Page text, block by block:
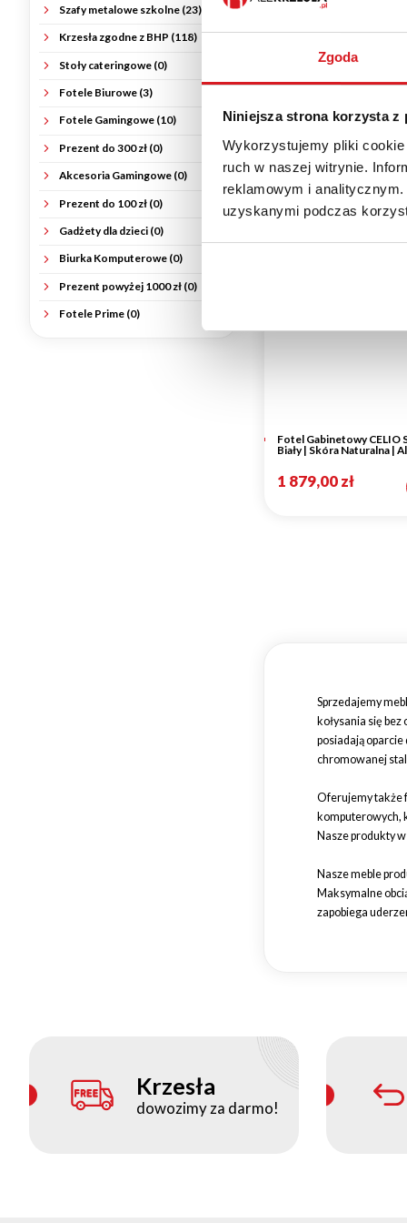
Zgoda
Niniejsza strona korzysta z
Wykorzystujemy pliki
ruch w naszej witrynie.
reklamowym i
uzyskanymi podczas
Szafy metalowe szkolne (23)
Krzesła zgodne z BHP (118)
Stoły cateringowe (0)
Fotele Biurowe (3)
Fotele Gamingowe (10)
Prezent do 300 zł (0)
Akcesoria Gamingowe (0)
Prezent do 100 zł (0)
Gadżety dla dzieci (0)
Biurka Komputerowe (0)
Prezent powyżej 1000 zł (0)
Fotele Prime (0)
Fotel Gabinetowy CELIO
Biały | Skóra Naturalna |
1 879,00 zł
Sprzedajemy
kołysania się
posiadają
chromowanej
Oferujemy także
komputerowych,
Nasze produkty
Nasze meble
Maksymalne
zapobiega
Krzesła
dowozimy za darmo!